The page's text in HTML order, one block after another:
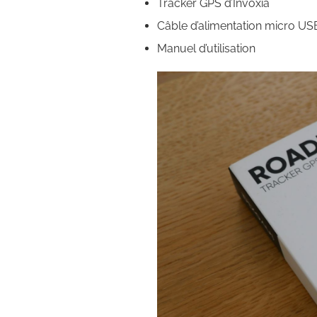
Tracker GPS d’Invoxia
Câble d’alimentation micro
Manuel d’utilisation